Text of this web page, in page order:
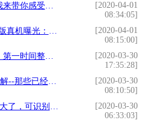
你感受世界
[2020-04-01
08:34:05]
首款44MP自拍手机
[2020-04-01
08:15:00]
单位对接疫情物资
[2020-03-30
17:35:28]
经模糊的基础知识
[2020-03-30
08:10:50]
声音，背后技术揭秘
[2020-03-30
06:33:03]